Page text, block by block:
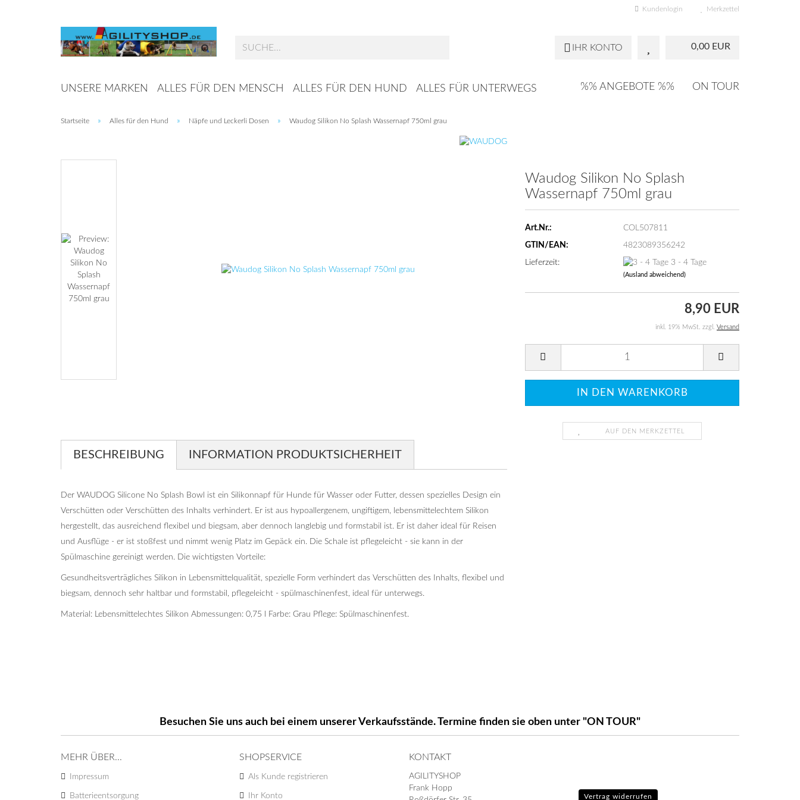
Kundenlogin Merkzettel
0,00 EUR
IHR KONTO
UNSERE MARKEN ALLES FÜR DEN MENSCH ALLES FÜR DEN HUND ALLES FÜR UNTERWEGS %% ANGEBOTE %% ON TOUR
Startseite » Alles für den Hund » Näpfe und Leckerli Dosen » Waudog Silikon No Splash Wassernapf 750ml grau
Waudog Silikon No Splash
Wassernapf 750ml grau
Art.Nr.: COL507811
GTIN/EAN: 4823089356242
Lieferzeit: 3 - 4 Tage
(Ausland abweichend)
8,90 EUR
inkl. 19% MwSt. zzgl. Versand
AUF DEN MERKZETTEL
BESCHREIBUNG INFORMATION PRODUKTSICHERHEIT
Der WAUDOG Silicone No Splash Bowl ist ein Silikonnapf für Hunde für Wasser oder Futter, dessen spezielles Design ein
Verschütten oder Verschütten des Inhalts verhindert. Er ist aus hypoallergenem, ungiftigem, lebensmittelechtem Silikon
hergestellt, das ausreichend flexibel und biegsam, aber dennoch langlebig und formstabil ist. Er ist daher ideal für Reisen
und Ausflüge - er ist stoßfest und nimmt wenig Platz im Gepäck ein. Die Schale ist pflegeleicht - sie kann in der
Spülmaschine gereinigt werden. Die wichtigsten Vorteile:
Gesundheitsverträgliches Silikon in Lebensmittelqualität, spezielle Form verhindert das Verschütten des Inhalts, flexibel und
biegsam, dennoch sehr haltbar und formstabil, pflegeleicht - spülmaschinenfest, ideal für unterwegs.
Material: Lebensmittelechtes Silikon Abmessungen: 0,75 l Farbe: Grau Pflege: Spülmaschinenfest.
Besuchen Sie uns auch bei einem unserer Verkaufsstände. Termine finden sie oben unter "ON TOUR"
MEHR ÜBER...
Impressum
Batterieentsorgung
SHOPSERVICE
Als Kunde registrieren
Ihr Konto
KONTAKT
AGILITYSHOP
Frank Hopp
Vertrag widerrufen